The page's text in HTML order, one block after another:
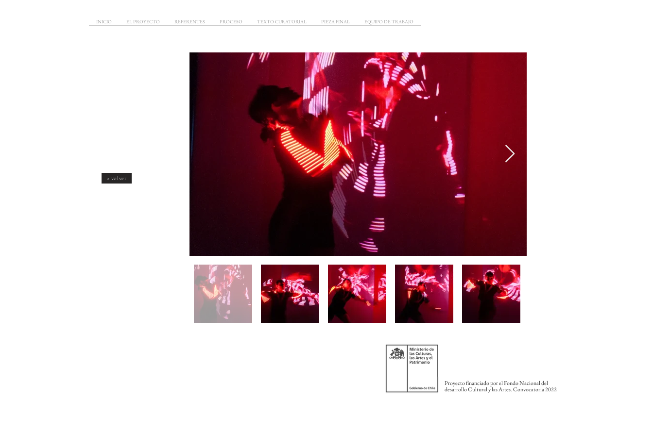
INICIO EL PROYECTO REFERENTES PROCESO TEXTO CURATORIAL PIEZA FINAL EQUIPO DE TRABAJO
< volver
Proyecto financiado por el Fondo Nacional del
desarrollo Cultural y las Artes. Convocatoria 2022